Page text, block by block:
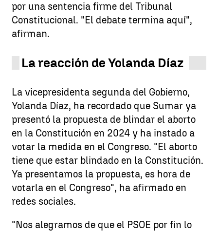
por una sentencia firme del Tribunal
Constitucional. "El debate termina aquí",
afirman.
La reacción de Yolanda Díaz
La vicepresidenta segunda del Gobierno,
Yolanda Díaz, ha recordado que Sumar ya
presentó la propuesta de blindar el aborto
en la Constitución en 2024 y ha instado a
votar la medida en el Congreso. "El aborto
tiene que estar blindado en la Constitución.
Ya presentamos la propuesta, es hora de
votarla en el Congreso", ha afirmado en
redes sociales.
"Nos alegramos de que el PSOE por fin lo